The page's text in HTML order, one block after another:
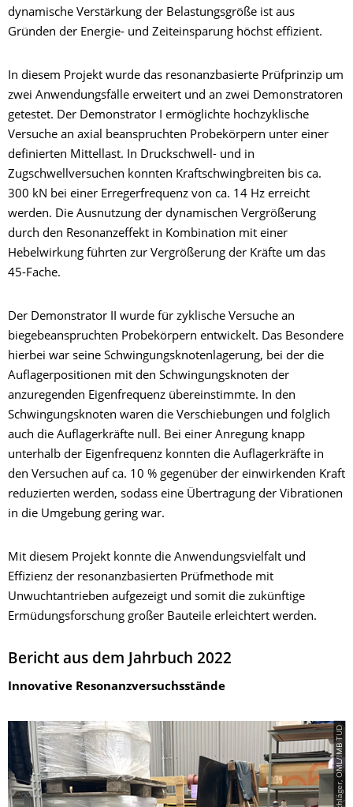
dynamische Verstärkung der Belastungsgröße ist aus
Gründen der Energie- und Zeiteinsparung höchst effizient.
In diesem Projekt wurde das resonanzbasierte Prüfprinzip um
zwei Anwendungsfälle erweitert und an zwei Demonstratoren
getestet. Der Demonstrator I ermöglichte hochzyklische
Versuche an axial beanspruchten Probekörpern unter einer
definierten Mittellast. In Druckschwell- und in
Zugschwellversuchen konnten Kraftschwingbreiten bis ca.
300 kN bei einer Erregerfrequenz von ca. 14 Hz erreicht
werden. Die Ausnutzung der dynamischen Vergrößerung
durch den Resonanzeffekt in Kombination mit einer
Hebelwirkung führten zur Vergrößerung der Kräfte um das
45-Fache.
Der Demonstrator II wurde für zyklische Versuche an
biegebeanspruchten Probekörpern entwickelt. Das Besondere
hierbei war seine Schwingungsknotenlagerung, bei der die
Auflagerpositionen mit den Schwingungsknoten der
anzuregenden Eigenfrequenz übereinstimmte. In den
Schwingungsknoten waren die Verschiebungen und folglich
auch die Auflagerkräfte null. Bei einer Anregung knapp
unterhalb der Eigenfrequenz konnten die Auflagerkräfte in
den Versuchen auf ca. 10 % gegenüber der einwirkenden Kraft
reduzierten werden, sodass eine Übertragung der Vibrationen
in die Umgebung gering war.
Mit diesem Projekt konnte die Anwendungsvielfalt und
Effizienz der resonanzbasierten Prüfmethode mit
Unwuchtantrieben aufgezeigt und somit die zukünftige
Ermüdungsforschung großer Bauteile erleichtert werden.
Bericht aus dem Jahrbuch 2022
Innovative Resonanzversuchsstände